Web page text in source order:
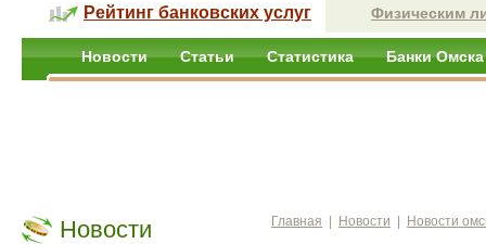
Рейтинг банковских услуг Физическим
Новости Статьи Статистика Банки Омска
Новости Главная Новости Новости